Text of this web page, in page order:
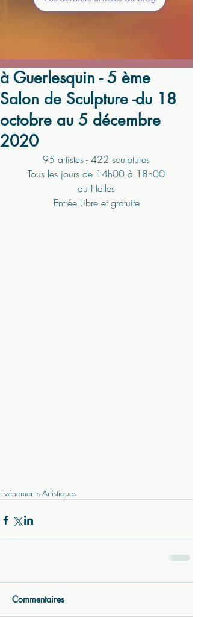
à Guerlesquin - 5 ème
Salon de Sculpture -du 18
octobre au 5 décembre
2020
95 artistes - 422 sculptures
Tous les jours de 14h00 à 18h00
au Halles
Entrée Libre et gratuite
Evénements Artistiques
Commentaires